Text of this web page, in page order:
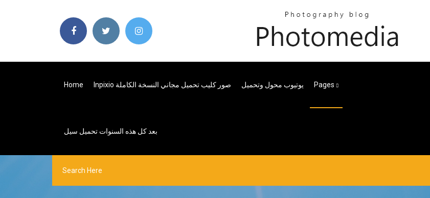
Home Inpixio صور كليب تحميل مجاني النسخة الكاملة يوتيوب محول وتحميل Pages
بعد كل هذه السنوات تحميل سيل